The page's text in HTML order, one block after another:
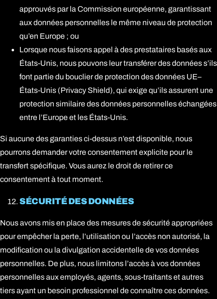
approuvés par la Commission européenne, garantissant
aux données personnelles le même niveau de protection
qu’en Europe ; ou
Lorsque nous faisons appel à des prestataires basés aux
États-Unis, nous pouvons leur transférer des données s’ils
font partie du bouclier de protection des données UE–
États-Unis (Privacy Shield), qui exige qu’ils assurent une
protection similaire des données personnelles échangées
entre l’Europe et les États-Unis.
Si aucune des garanties ci-dessus n’est disponible, nous
pourrons demander votre consentement explicite pour le
transfert spécifique. Vous aurez le droit de retirer ce
consentement à tout moment.
SÉCURITÉ DES DONNÉES
Nous avons mis en place des mesures de sécurité appropriées
pour empêcher la perte, l’utilisation ou l’accès non autorisé, la
modification ou la divulgation accidentelle de vos données
personnelles. De plus, nous limitons l’accès à vos données
personnelles aux employés, agents, sous-traitants et autres
tiers ayant un besoin professionnel de connaître ces données.
Connexion client